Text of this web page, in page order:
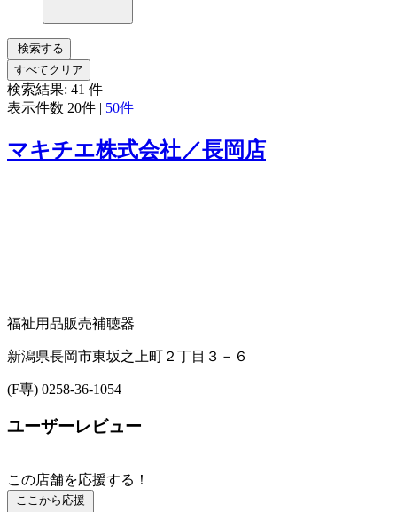
検索する
すべてクリア
検索結果: 41 件
表示件数 20件 | 50件
マキチエ株式会社／長岡店
福祉用品販売補聴器
新潟県長岡市東坂之上町２丁目３－６
(F専) 0258-36-1054
ユーザーレビュー
この店舗を応援する！
ここから応援